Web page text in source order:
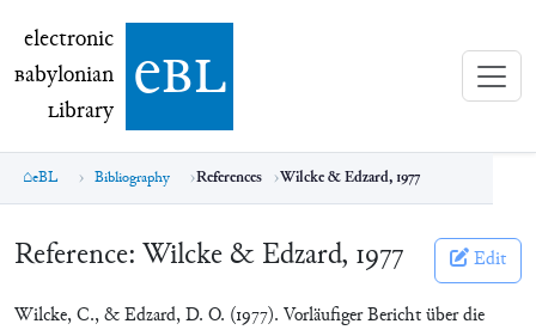
electronic Babylonian Library (eBL)
electronic
Babylonian
Library ebl
eBL Bibliography References Wilcke & Edzard, 1977
Reference: Wilcke & Edzard, 1977 Edit
Wilcke, C., & Edzard, D. O. (1977). Vorläufiger Bericht über die